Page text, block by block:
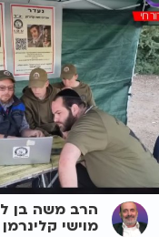
הרב משה בן
מוישי קלינרמן